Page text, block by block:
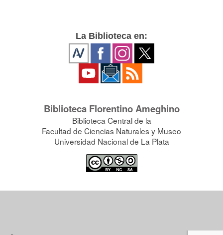
La Biblioteca en:
Biblioteca Florentino Ameghino
Biblioteca Central de la
Facultad de Ciencias Naturales y Museo
Universidad Nacional de La Plata